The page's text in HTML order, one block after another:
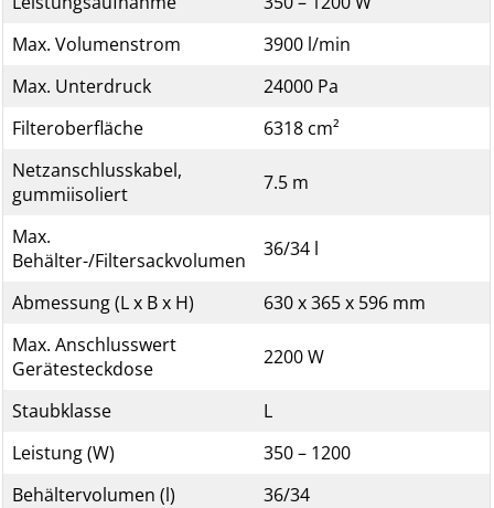
Max. Volumenstrom
3900 l/min
Max. Unterdruck
24000 Pa
Filteroberfläche
6318 cm²
Netzanschlusskabel,
gummiisoliert
7.5 m
Max.
Behälter-/Filtersackvolumen
36/34 l
Abmessung (L x B x H)
630 x 365 x 596 mm
Max. Anschlusswert
Gerätesteckdose
2200 W
Staubklasse
L
Leistung (W)
350 – 1200
Behältervolumen (l)
36/34